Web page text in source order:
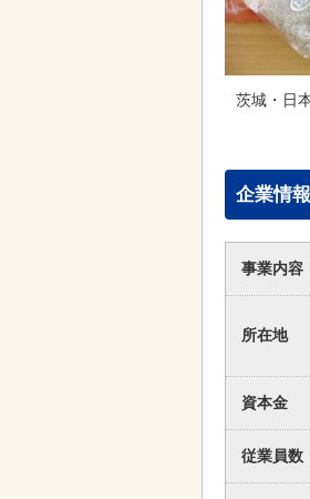
茨城・日
企業情報
事業内容
所在地
資本金
従業員数